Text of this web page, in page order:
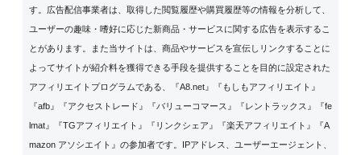
す。広告配信事業者は、取得した閲覧履歴や購買履歴等の情報を分析して、
ユーザーの趣味・嗜好に応じた新商品・サービスに関する広告を表示するこ
とがあります。また当サイトは、商品やサービスを宣伝しリンクすることに
よってサイトが紹介料を獲得できる手段を提供することを目的に設定された
アフィリエイトプログラムである、『A8.net』『もしもアフィリエイト』
『afb』『アクセストレード』『バリューコマース』『レントラックス』『fe
lmat』『TGアフィリエイト』『リンクシェア』『楽天アフィリエイト』『A
mazon アソシエイト』の参加者です。IPアドレス、ユーザーエージェント、